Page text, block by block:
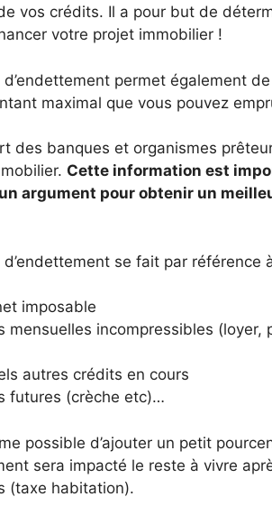
vos crédits. Il a pour but de
votre projet immobilier !
permet également
maximal que vous pouvez
des banques et organismes
Cette information est
argument pour obtenir un
se fait par référence
imposable
mensuelles incompressibles (loyer,
autres crédits en cours
futures (crèche etc)…
possible d’ajouter un petit
sera impacté le reste à vivre
(taxe habitation).